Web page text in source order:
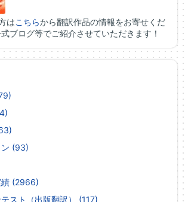
はこちらから翻訳作品の情報をお寄せくだ
ブログ等でご紹介させていただきます！
ン (93)
績 (2966)
スト（出版翻訳） (117)